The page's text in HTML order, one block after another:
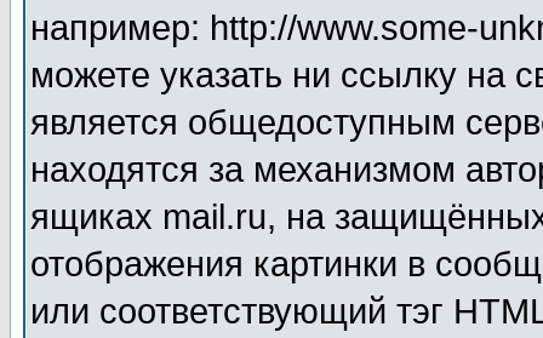
например: http://www.some-
можете указать ни ссылку на
является общедоступным
находятся за механизмом
ящиках mail.ru, на
отображения картинки в
или соответствующий тэг